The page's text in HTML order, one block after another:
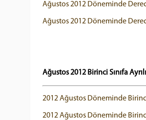
Ağustos 2012 Döneminde
Ağustos 2012 Döneminde
Ağustos 2012 Birinci Sınıfa
2012 Ağustos Döneminde
2012 Ağustos Döneminde